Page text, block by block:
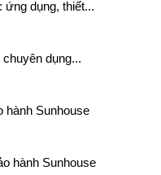
mm
mm 85 kg
ứng dụng, thiết...
dụng...
hành Sunhouse
hành Sunhouse